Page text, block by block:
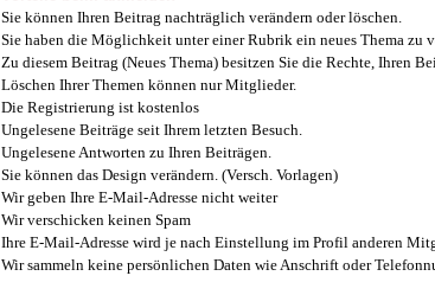
Sie können Ihren Beitrag nachträglich verändern oder löschen.
Sie haben die Möglichkeit unter einer Rubrik ein neues Thema zu
Zu diesem Beitrag (Neues Thema) besitzen Sie die Rechte, Ihren
Löschen Ihrer Themen können nur Mitglieder.
Die Registrierung ist kostenlos
Ungelesene Beiträge seit Ihrem letzten Besuch.
Ungelesene Antworten zu Ihren Beiträgen.
Sie können das Design verändern. (Versch. Vorlagen)
Wir geben Ihre E-Mail-Adresse nicht weiter
Wir verschicken keinen Spam
Ihre E-Mail-Adresse wird je nach Einstellung im Profil anderen
Wir sammeln keine persönlichen Daten wie Anschrift oder